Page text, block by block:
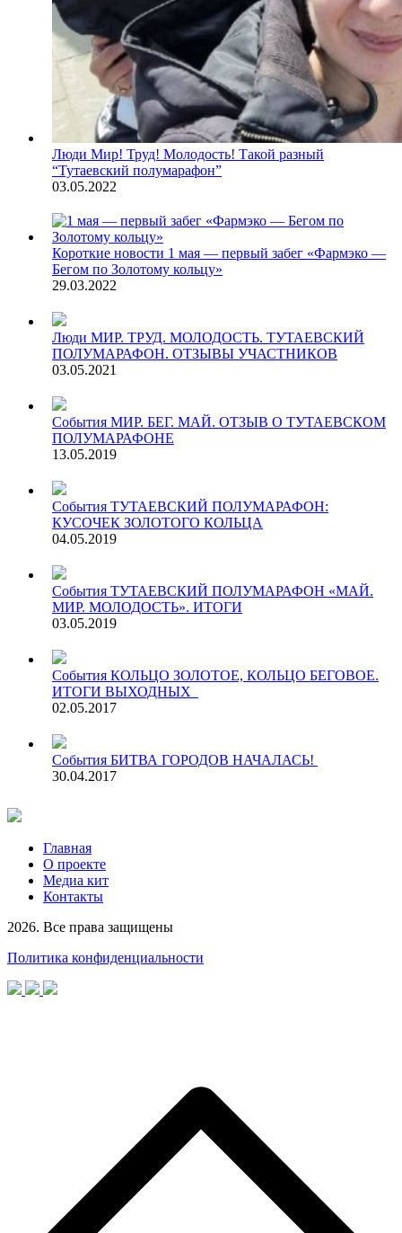
Люди Мир! Труд! Молодость! Такой разный
“Тутаевский полумарафон”
03.05.2022
Короткие новости 1 мая — первый забег «Фармэко —
Бегом по Золотому кольцу»
29.03.2022
Люди МИР. ТРУД. МОЛОДОСТЬ. ТУТАЕВСКИЙ
ПОЛУМАРАФОН. ОТЗЫВЫ УЧАСТНИКОВ
03.05.2021
События МИР. БЕГ. МАЙ. ОТЗЫВ О ТУТАЕВСКОМ
ПОЛУМАРАФОНЕ
13.05.2019
События ТУТАЕВСКИЙ ПОЛУМАРАФОН:
КУСОЧЕК ЗОЛОТОГО КОЛЬЦА
04.05.2019
События ТУТАЕВСКИЙ ПОЛУМАРАФОН «МАЙ.
МИР. МОЛОДОСТЬ». ИТОГИ
03.05.2019
События КОЛЬЦО ЗОЛОТОЕ, КОЛЬЦО БЕГОВОЕ.
ИТОГИ ВЫХОДНЫХ
02.05.2017
События БИТВА ГОРОДОВ НАЧАЛАСЬ!
30.04.2017
Главная
О проекте
Медиа кит
Контакты
2026. Все права защищены
Политика конфиденциальности